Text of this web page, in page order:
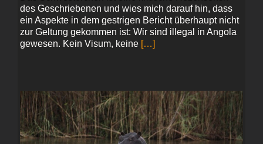
des Geschriebenen und wies mich darauf hin, dass
ein Aspekte in dem gestrigen Bericht überhaupt nicht
zur Geltung gekommen ist: Wir sind illegal in Angola
gewesen. Kein Visum, keine[…]